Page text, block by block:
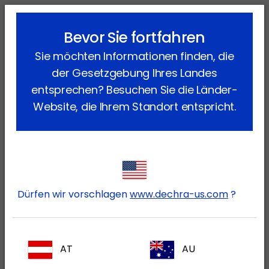
lock_outline search menu
Magen & Darm
Produkte Magen & Darm
Apomorphinhydrochlorid-Lösung
Bevor Sie fortfahren
Sie möchten Informationen finden, die
der Gesetzgebung Ihres Landes
entsprechen? Besuchen Sie die Länder-
Website, die Ihrem Standort entspricht.
Dürfen wir vorschlagenwww.dechra-us.com?
AT AU